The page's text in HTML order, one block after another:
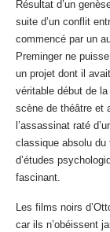
Résultat d’un
suite d’un conflit
commencé par un
Preminger ne
un projet dont il
véritable début de
scène de théâtre et
l’assassinat raté
classique absolu du
d’études
fascinant.
Les films noirs
car ils n’obéissent